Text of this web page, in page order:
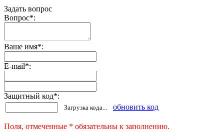
Задать вопрос
Вопрос*:
Ваше имя*:
E-mail*:
Защитный код*:
Загрузка кода... обновить код
Поля, отмеченные * обязательны к заполнению.